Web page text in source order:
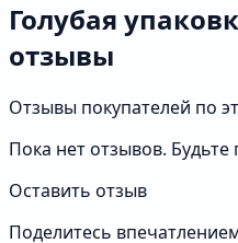
Голубая
отзывы
Отзывы покупателей по
Пока нет отзывов.
Оставить отзыв
Поделитесь